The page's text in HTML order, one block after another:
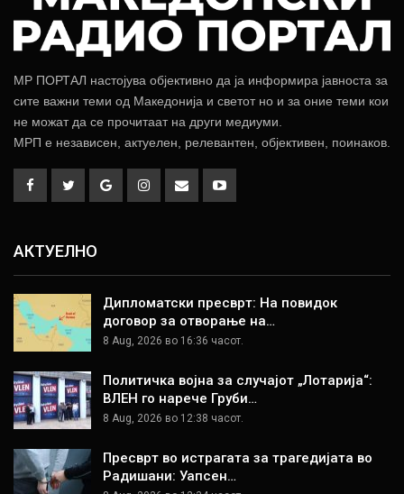
МР ПОРТАЛ настојува објективно да ја информира јавноста за
сите важни теми од Македонија и светот но и за оние теми кои
не можат да се прочитаат на други медиуми.
МРП е независен, актуелен, релевантен, објективен, поинаков.
АКТУЕЛНО
Дипломатски пресврт: На повидок
договор за отворање на…
8 Aug, 2026 во 16:36 часот.
Политичка војна за случајот „Лотарија“:
ВЛЕН го нарече Груби…
8 Aug, 2026 во 12:38 часот.
Пресврт во истрагата за трагедијата во
Радишани: Уапсен…